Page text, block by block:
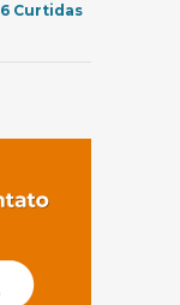
Curtidas